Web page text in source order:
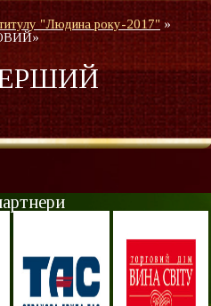
"Людина року-2017"»